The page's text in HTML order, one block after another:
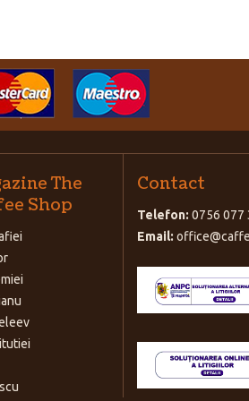
The
Shop
Contact
Telefon: 0756 077
Email: